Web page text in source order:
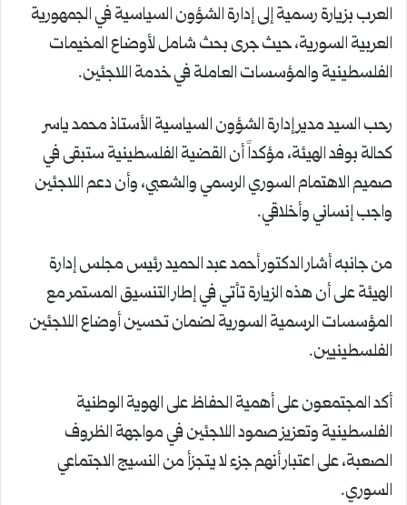
العرب بزيارة رسمية إلى إدارة الشؤون السياسية في الجمهورية
العربية السورية، حيث جرى بحث شامل لأوضاع المخيمات
الفلسطينية والمؤسسات العاملة في خدمة اللاجئين.
رحب السيد مدير إدارة الشؤون السياسية الأستاذ محمد ياسر
كحالة بوفد الهيئة، مؤكداً أن القضية الفلسطينية ستبقى في
صميم الاهتمام السوري الرسمي والشعبي، وأن دعم اللاجئين
واجب إنساني وأخلاقي.
من جانبه أشار الدكتور أحمد عبد الحميد رئيس مجلس إدارة
الهيئة على أن هذه الزيارة تأتي في إطار التنسيق المستمر مع
المؤسسات الرسمية السورية لضمان تحسين أوضاع اللاجئين
الفلسطينيين.
أكد المجتمعون على أهمية الحفاظ على الهوية الوطنية
الفلسطينية وتعزيز صمود اللاجئين في مواجهة الظروف
الصعبة، على اعتبار أنهم جزء لا يتجزأ من النسيج الاجتماعي
السوري.